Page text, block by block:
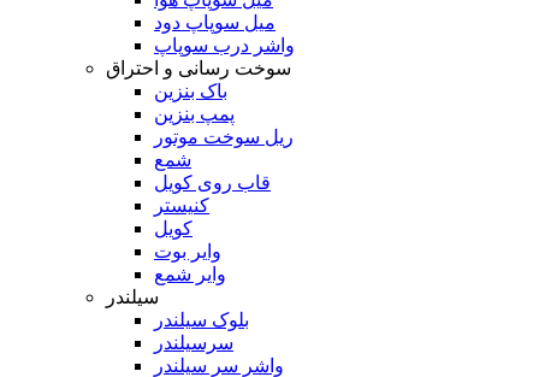
میل سوپاپ دود
واشر درب سوپاپ
سوخت رسانی و احتراق
باک بنزین
پمپ بنزین
ریل سوخت موتور
شمع
قاب روی کویل
کنیستر
کویل
وایر بوت
وایر شمع
سیلندر
بلوک سیلندر
سرسیلندر
واشر سر سیلندر